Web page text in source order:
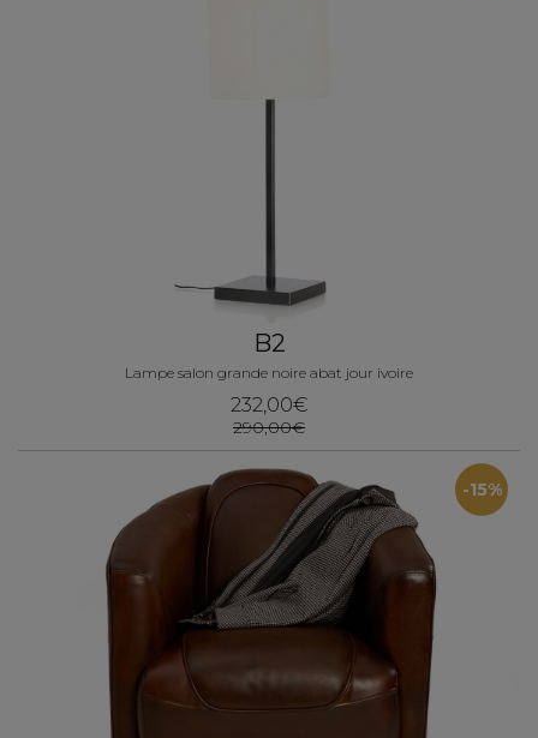
B2
Lampe salon grande noire abat jour ivoire
232,00€
290,00€
-15%